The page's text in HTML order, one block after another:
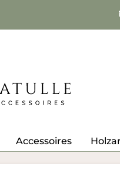
Accessoires